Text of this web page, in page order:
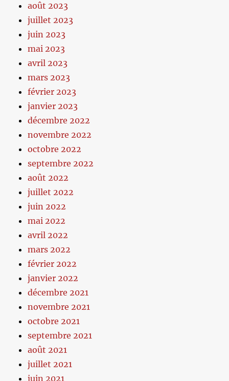
août 2023
juillet 2023
juin 2023
mai 2023
avril 2023
mars 2023
février 2023
janvier 2023
décembre 2022
novembre 2022
octobre 2022
septembre 2022
août 2022
juillet 2022
juin 2022
mai 2022
avril 2022
mars 2022
février 2022
janvier 2022
décembre 2021
novembre 2021
octobre 2021
septembre 2021
août 2021
juillet 2021
juin 2021